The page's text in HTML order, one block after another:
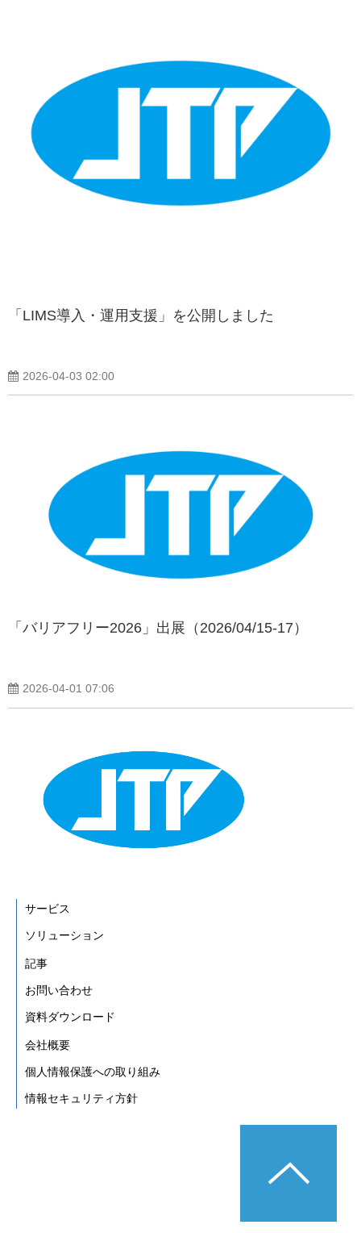
「LIMS導入・運用支援」を公開しました
2026-04-03 02:00
「バリアフリー2026」出展（2026/04/15-17）
2026-04-01 07:06
サービス
ソリューション
記事
お問い合わせ
資料ダウンロード
会社概要
個人情報保護への取り組み
情報セキュリティ方針